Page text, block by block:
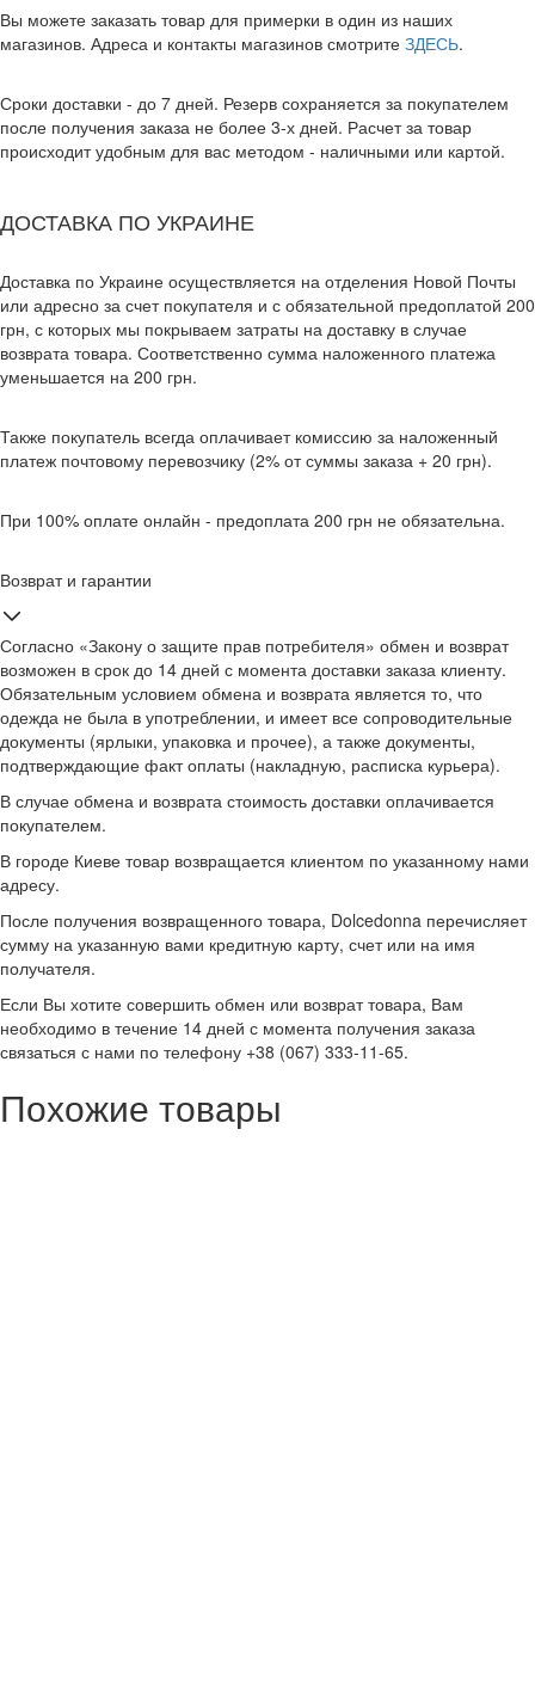
Вы можете заказать товар для примерки в один из наших
магазинов. Адреса и контакты магазинов смотрите ЗДЕСЬ.
Сроки доставки - до 7 дней. Резерв сохраняется за покупателем
после получения заказа не более 3-х дней. Расчет за товар
происходит удобным для вас методом - наличными или картой.
ДОСТАВКА ПО УКРАИНЕ
Доставка по Украине осуществляется на отделения Новой Почты
или адресно за счет покупателя и с обязательной предоплатой 200
грн, с которых мы покрываем затраты на доставку в случае
возврата товара. Соответственно сумма наложенного платежа
уменьшается на 200 грн.
Также покупатель всегда оплачивает комиссию за наложенный
платеж почтовому перевозчику (2% от суммы заказа + 20 грн).
При 100% оплате онлайн - предоплата 200 грн не обязательна.
Возврат и гарантии
Согласно «Закону о защите прав потребителя» обмен и возврат
возможен в срок до 14 дней с момента доставки заказа клиенту.
Обязательным условием обмена и возврата является то, что
одежда не была в употреблении, и имеет все сопроводительные
документы (ярлыки, упаковка и прочее), а также документы,
подтверждающие факт оплаты (накладную, расписка курьера).
В случае обмена и возврата стоимость доставки оплачивается
покупателем.
В городе Киеве товар возвращается клиентом по указанному нами
адресу.
После получения возвращенного товара, Dolcedonna перечисляет
сумму на указанную вами кредитную карту, счет или на имя
получателя.
Если Вы хотите совершить обмен или возврат товара, Вам
необходимо в течение 14 дней с момента получения заказа
связаться с нами по телефону +38 (067) 333-11-65.
Похожие товары